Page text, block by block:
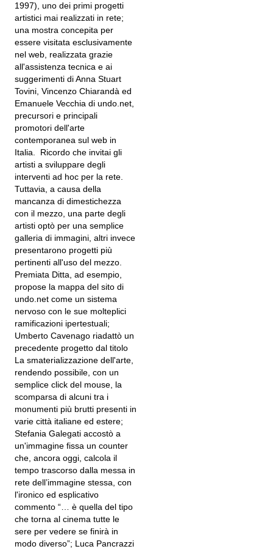
1997), uno dei primi progetti
artistici mai realizzati in rete;
una mostra concepita per
essere visitata esclusivamente
nel web, realizzata grazie
all'assistenza tecnica e ai
suggerimenti di Anna Stuart
Tovini, Vincenzo Chiarandà ed
Emanuele Vecchia di undo.net,
precursori e principali
promotori dell'arte
contemporanea sul web in
Italia. Ricordo che invitai gli
artisti a sviluppare degli
interventi ad hoc per la rete.
Tuttavia, a causa della
mancanza di dimestichezza
con il mezzo, una parte degli
artisti optò per una semplice
galleria di immagini, altri invece
presentarono progetti più
pertinenti all'uso del mezzo.
Premiata Ditta, ad esempio,
propose la mappa del sito di
undo.net come un sistema
nervoso con le sue molteplici
ramificazioni ipertestuali;
Umberto Cavenago riadattò un
precedente progetto dal titolo
La smaterializzazione dell'arte,
rendendo possibile, con un
semplice click del mouse, la
scomparsa di alcuni tra i
monumenti più brutti presenti in
varie città italiane ed estere;
Stefania Galegati accostò a
un'immagine fissa un counter
che, ancora oggi, calcola il
tempo trascorso dalla messa in
rete dell’immagine stessa, con
l'ironico ed esplicativo
commento “… è quella del tipo
che torna al cinema tutte le
sere per vedere se finirà in
modo diverso”; Luca Pancrazzi